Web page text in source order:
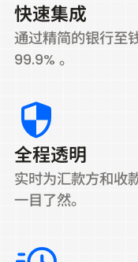
快速集成
通过精简的银行至
99.9% 。
全程透明
实时为汇款方和收
一目了然。